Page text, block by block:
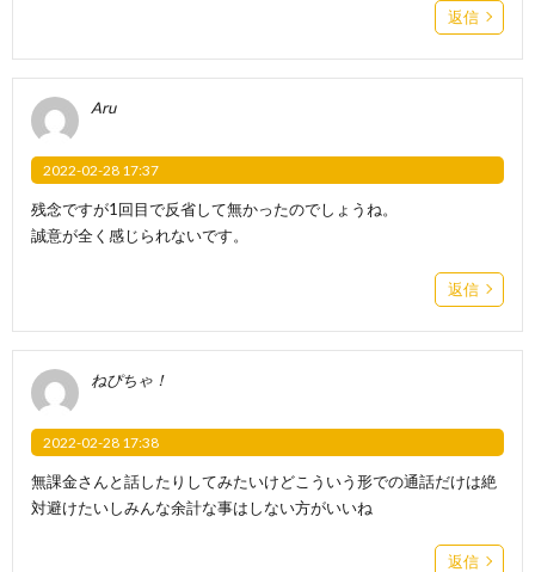
返信
Aru
2022-02-28 17:37
残念ですが1回目で反省して無かったのでしょうね。
誠意が全く感じられないです。
返信
ねぴちゃ！
2022-02-28 17:38
無課金さんと話したりしてみたいけどこういう形での通話だけは絶
対避けたいしみんな余計な事はしない方がいいね
返信